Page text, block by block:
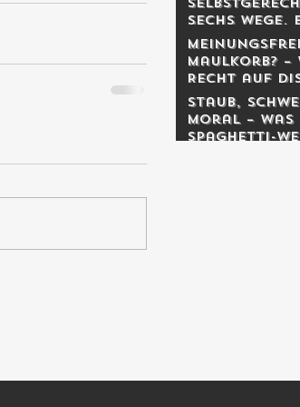
sechs Wege,
entgiften
Maulkorb? –
Recht auf
die wahre
Staub,
Moral – was
Spaghetti-